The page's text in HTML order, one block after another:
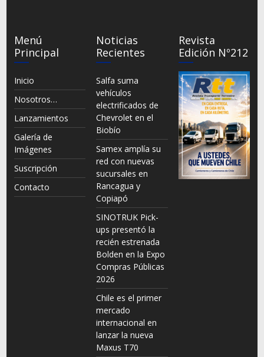
Menú
Principal
Inicio
Nosotros…
Lanzamientos
Galería de
Imágenes
Suscripción
Contacto
Noticias
Recientes
Salfa suma
vehículos
electrificados de
Chevrolet en el
Biobío
Samex amplía su
red con nuevas
sucursales en
Rancagua y
Copiapó
SINOTRUK Pick-
ups presentó la
recién estrenada
Bolden en la Expo
Compras Públicas
2026
Chile es el primer
mercado
internacional en
lanzar la nueva
Maxus T70
Revista
Edición Nº212